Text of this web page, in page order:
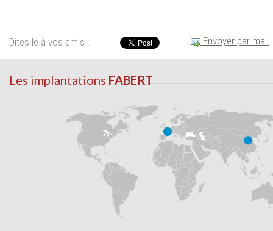
Dites le à vos amis : Envoyer par mail
Les implantations FABERT